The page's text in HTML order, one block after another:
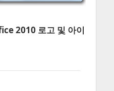
2010 로고 및 아이